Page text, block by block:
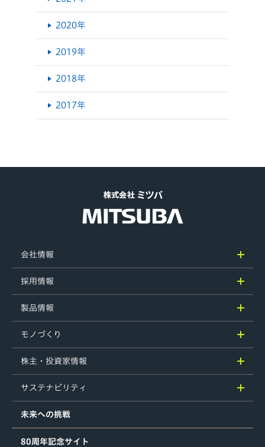
2020年
2019年
2018年
2017年
会社情報
採用情報
製品情報
モノづくり
株主・投資家情報
サステナビリティ
未来への挑戦
80周年記念サイト